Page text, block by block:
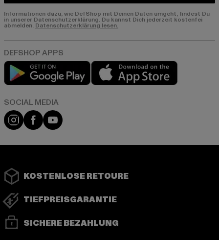
Informationen dazu, wie DefShop mit Deinen Daten umgeht, findest Du
in unserer Datenschutzerklärung. Du kannst Dich jederzeit kostenfei
abmelden. Datenschutzerklärung lesen.
Play market
Instagram
FacebookYouTube
KOSTENLOSE RETOURE
TIEFPREISGARANTIE
SICHERE BEZAHLUNG